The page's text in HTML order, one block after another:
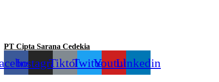
PT Cipta Sarana Cedekia
InstagramTiktokTwitterYoutubeLinkedin